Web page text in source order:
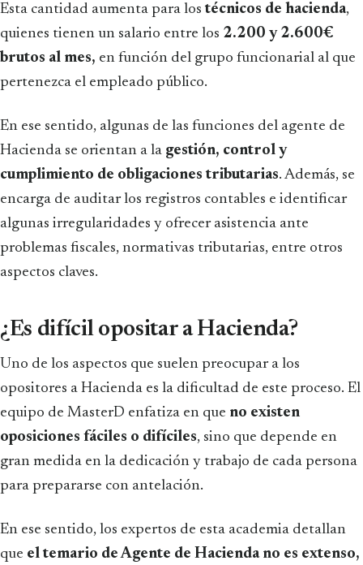
Esta cantidad aumenta para lostécnicos de hacienda,
quienes tienen un salario entre los 2.200 y 2.600€
brutos al mes, en función del grupo funcionarial al que
pertenezca el empleado público.
En ese sentido, algunas de las funciones del agente de
Hacienda se orientan a la gestión, control y
cumplimiento de obligaciones tributarias. Además, se
encarga de auditar los registros contables e identificar
algunas irregularidades y ofrecer asistencia ante
problemas fiscales, normativas tributarias, entre otros
aspectos claves.
¿Es difícil opositar a Hacienda?
Uno de los aspectos que suelen preocupar a los
opositores a Hacienda es la dificultad de este proceso. El
equipo de MasterD enfatiza en que no existen
oposiciones fáciles o difíciles, sino que depende en
gran medida en la dedicación y trabajo de cada persona
para prepararse con antelación.
En ese sentido, los expertos de esta academia detallan
que el temario de Agente de Hacienda no es extenso,